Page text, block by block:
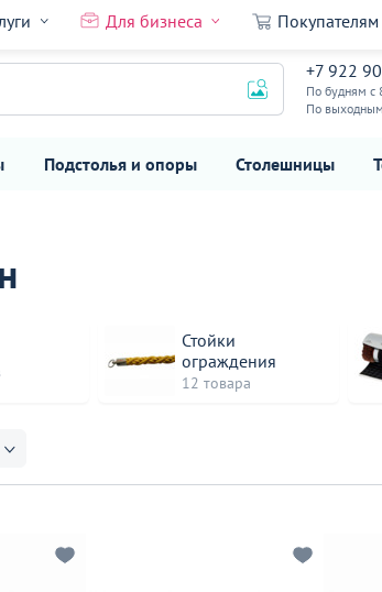
Для бизнеса Покупателям
+7 922
По будням с
По
Подстолья и опоры Столешницы
Стойки
ограждения
12 товара